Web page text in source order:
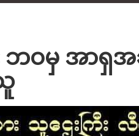
ဝမှ အာရှအ